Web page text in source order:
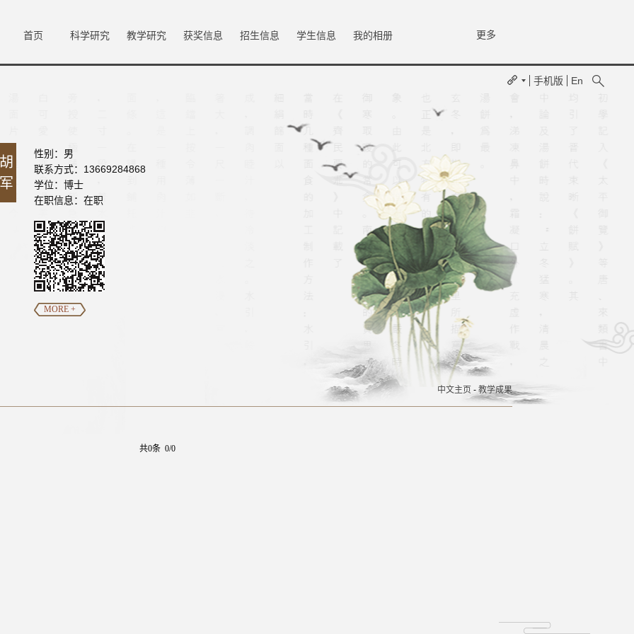
首页 科学研究 教学研究 获奖信息 招生信息 学生信息 我的相册 更多
手机版 En
性别：男
联系方式：13669284868
学位：博士
在职信息：在职
MORE +
中文主页 - 教学成果
共0条 0/0